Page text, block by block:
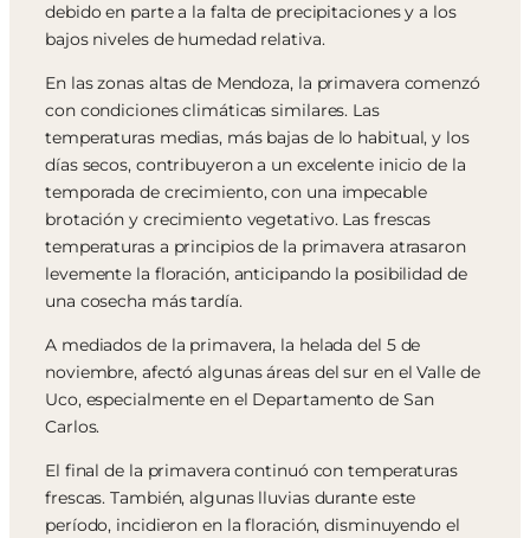
debido en parte a la falta de precipitaciones y a los
bajos niveles de humedad relativa.
En las zonas altas de Mendoza, la primavera comenzó
con condiciones climáticas similares. Las
temperaturas medias, más bajas de lo habitual, y los
días secos, contribuyeron a un excelente inicio de la
temporada de crecimiento, con una impecable
brotación y crecimiento vegetativo. Las frescas
temperaturas a principios de la primavera atrasaron
levemente la floración, anticipando la posibilidad de
una cosecha más tardía.
A mediados de la primavera, la helada del 5 de
noviembre, afectó algunas áreas del sur en el Valle de
Uco, especialmente en el Departamento de San
Carlos.
El final de la primavera continuó con temperaturas
frescas. También, algunas lluvias durante este
período, incidieron en la floración, disminuyendo el